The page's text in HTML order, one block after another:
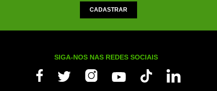
SIGA-NOS NAS REDES SOCIAIS